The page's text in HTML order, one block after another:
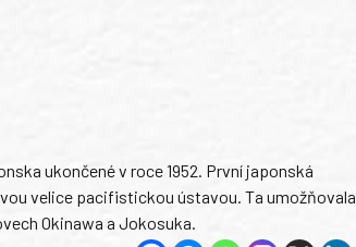
ukončené v roce 1952. První japonská
velice pacifistickou ústavou. Ta umožňovala
Okinawa a Jokosuka.